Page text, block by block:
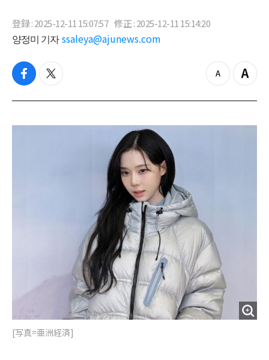
登録 : 2025-12-11 15:07:57 修正 : 2025-12-11 15:14:20
양정미 기자 ssaleya@ajunews.com
f
c
b
t
i
t
z
o
o
Z
o
i
[写真=亜洲経済]